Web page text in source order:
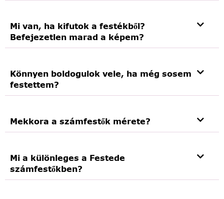
Mi van, ha kifutok a festékből?
Befejezetlen marad a képem?
Könnyen boldogulok vele, ha még sosem
festettem?
Mekkora a számfestők mérete?
Mi a különleges a Festede
számfestőkben?